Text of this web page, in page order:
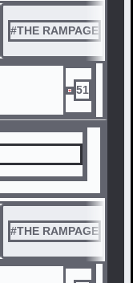
#THE RAMPAGE
51
#THE RAMPAGE